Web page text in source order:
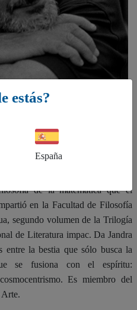
novela y relato. Estudió
A su regreso a México en los
de la matemática que el
en la Facultad de Filosofía
segundo volumen de la Trilogía
de Literatura impac. Da Jandra
entre la bestia que sólo busca la
se fusiona con el espíritu:
Es miembro del
Arte.
estás?
España